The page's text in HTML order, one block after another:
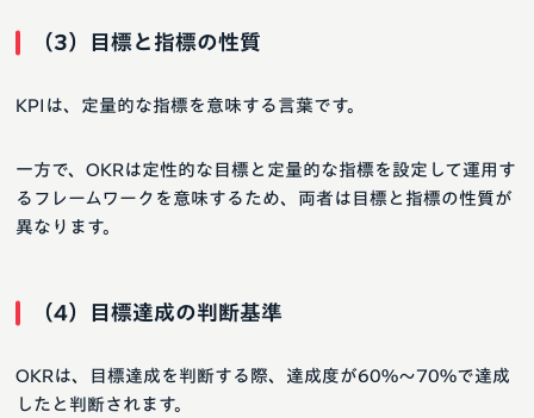
（3）目標と指標の性質
KPIは、定量的な指標を意味する言葉です。
一方で、OKRは定性的な目標と定量的な指標を設定して運用す
るフレームワークを意味するため、両者は目標と指標の性質が
異なります。
（4）目標達成の判断基準
OKRは、目標達成を判断する際、達成度が60%〜70%で達成
したと判断されます。